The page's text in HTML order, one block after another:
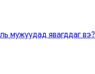
мужуудад явагддаг вэ?